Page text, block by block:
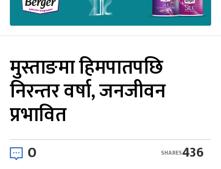
मुस्ताङमा हिमपातपछि
निरन्तर वर्षा, जनजीवन
प्रभावित
0 436
SHARES